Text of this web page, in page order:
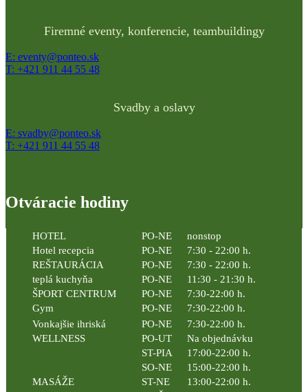
Firemné eventy, konferencie, teambuildingy
E: eventy@ponteo.sk
T: +421 911 44 55 48
Svadby a oslavy
E: svadby@ponteo.sk
T: +421 911 44 55 48
Otváracie hodiny
HOTEL PO-NE
nonstop
Hotel recepcia
PO-NE
7:30 - 22:00 h.
REŠTAURÁCIA
PO-NE
7:30 - 22:00 h.
teplá kuchyňa
PO-NE
11:30 - 21:30 h.
ŠPORT CENTRUM
PO-NE
7:30-22:00 h.
Gym
PO-NE
7:30-22:00 h.
Vonkajšie ihriská
PO-NE
7:30-22:00 h.
WELLNESS
PO-UT
Na objednávku
ST-PIA
17:00-22:00 h.
SO-NE
15:00-22:00 h.
MASÁŽE
ST-NE
13:00-22:00 h.